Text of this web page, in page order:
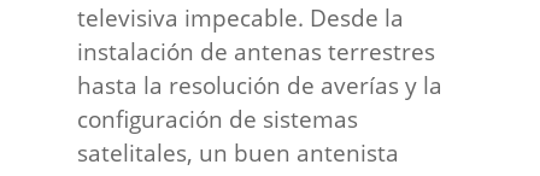
televisiva impecable. Desde la
instalación de antenas terrestres
hasta la resolución de averías y la
configuración de sistemas
satelitales, un buen antenista